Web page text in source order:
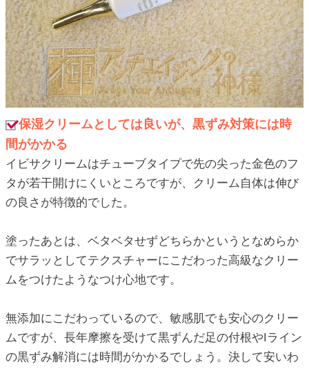
保湿クリームとしては良いが、黒ずみ対策には時
間がかかる
イビサクリームはチューブタイプで先の尖った金色のフ
タが若干開けにくいところですが、クリーム自体は伸び
の良さが特徴的でした。
塗ったあとは、ベタベタせずどちらかというとなめらか
でサラッとしてテクスチャーにこだわった高級なクリー
ムをつけたようなつけ心地です。
無添加にこだわっているので、敏感肌でも安心のクリー
ムですが、長年摩擦を受けて黒ずんだ足の付根やIライン
の黒ずみ解消には時間がかかるでしょう。決して安いわ